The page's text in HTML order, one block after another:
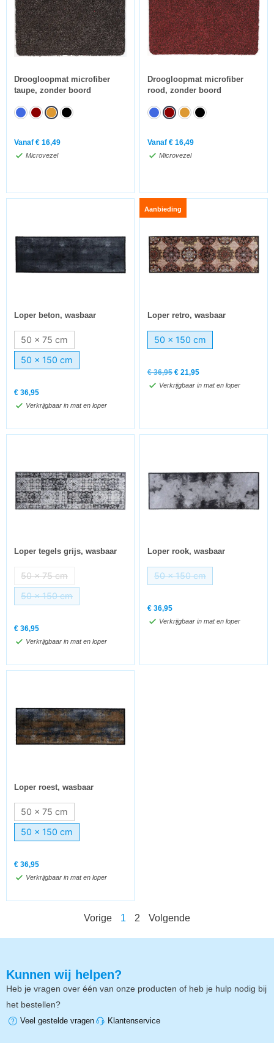
Droogloopmat microfiber
taupe, zonder boord
Vanaf € 16,49
Microvezel
Droogloopmat microfiber
rood, zonder boord
Vanaf € 16,49
Microvezel
Loper beton, wasbaar
50 x 75 cm
50 x 150 cm
€ 36,95
Verkrijgbaar in mat en loper
Aanbieding
Loper retro, wasbaar
50 x 150 cm
€36,95 € 21,95
Verkrijgbaar in mat en loper
Loper tegels grijs, wasbaar
50 x 75 cm
50 x 150 cm
€ 36,95
Verkrijgbaar in mat en loper
Loper rook, wasbaar
50 x 150 cm
€ 36,95
Verkrijgbaar in mat en loper
Loper roest, wasbaar
50 x 75 cm
50 x 150 cm
€ 36,95
Verkrijgbaar in mat en loper
Vorige 1 2 Volgende
Kunnen wij helpen?
Heb je vragen over één van onze producten of heb je hulp nodig bij
het bestellen?
Veel gestelde vragen Klantenservice